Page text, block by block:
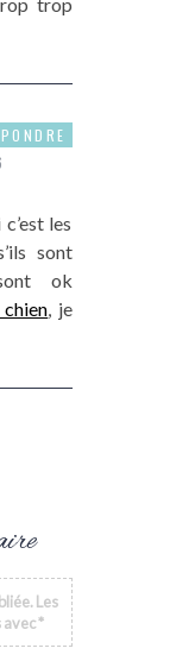
trop
les
sont
ok
chien, je
Les
avec*